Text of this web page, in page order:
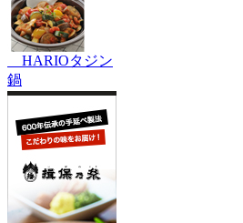
HARIOタジン
鍋